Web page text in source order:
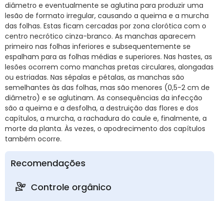
diâmetro e eventualmente se aglutina para produzir uma
lesão de formato irregular, causando a queima e a murcha
das folhas. Estas ficam cercadas por zona clorótica com o
centro necrótico cinza-branco. As manchas aparecem
primeiro nas folhas inferiores e subsequentemente se
espalham para as folhas médias e superiores. Nas hastes, as
lesões ocorrem como manchas pretas circulares, alongadas
ou estriadas. Nas sépalas e pétalas, as manchas são
semelhantes às das folhas, mas são menores (0,5-2 cm de
diâmetro) e se aglutinam. As consequências da infecção
são a queima e a desfolha, a destruição das flores e dos
capítulos, a murcha, a rachadura do caule e, finalmente, a
morte da planta. Às vezes, o apodrecimento dos capítulos
também ocorre.
Recomendações
Controle orgânico